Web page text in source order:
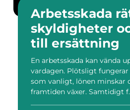
Arbetsskada rättigheter,
skyldigheter
till ersättning
En arbetsskada kan vända
vardagen. Plötsligt
som vanligt, lönen minskar
framtiden växer. Samtidigt